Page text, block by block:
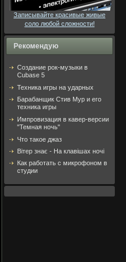
Записывайте красивые живые
соло любой сложности!
Рекомендую
Создание рок-музыки в
Cubase 5
Техника игры на ударных
Барабанщик Стив Мур и его
техника игры
Импровизация в кавер-версии
"Темная ночь"
Что такое джаз
Вітер знає - На клавішах ночі
Как работать с микрофоном в
студии